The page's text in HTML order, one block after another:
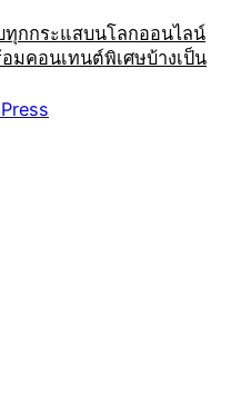
ทุกกระแสบนโลกออนไลน์
มคอนเทนต์พิเศษบ้างเป็น